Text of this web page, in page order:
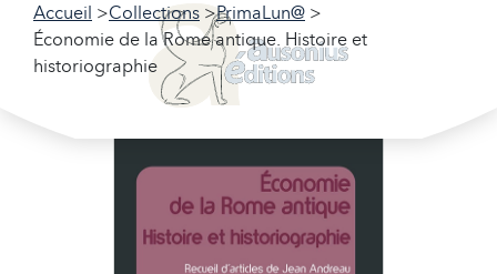
Accueil Collections
PrimaLun@
Économie de la Rome antique. Histoire et
historiographie